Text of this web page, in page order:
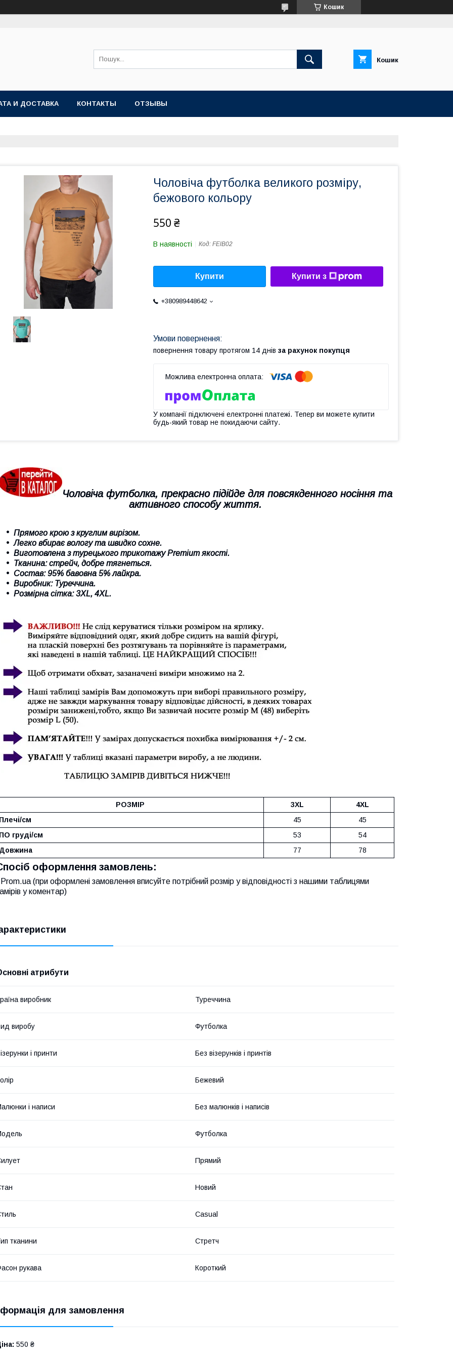
Кошик
Кошик
И ДОСТАВКА КОНТАКТЫ ОТЗЫВЫ
Чоловіча футболка великого розміру,
бежового кольору
550 ₴
В наявності Код: FЕlB02
Купити Купити з
+380989448642
повернення товару протягом 14 днів за рахунок покупця
У компанії підключені електронні платежі. Тепер ви можете купити
будь-який товар не покидаючи сайту.
Чоловіча футболка, прекрасно підійде для повсякденного носіння та
активного способу життя.
Прямого крою з круглим вирізом.
Легко вбирає вологу та швидко сохне.
Виготовлена з турецького трикотажу Premium якості.
Тканина: стрейч, добре тягнеться.
Состав: 95% бавовна 5% лайкра.
Виробник: Туреччина.
Розмірна сітка:3XL, 4XL.
РОЗМІР 3XL
4XL
см
45
45
груді/см
53
54
77 78
оформлення замовлень:
Prom.ua (при оформлені замовлення вписуйте потрібний розмір у відповідності з нашими таблицями
у коментар)
атрибути
виробник Туреччина
виробу Футболка
і принти Без візерунків і принтів
Бежевий
і написи Без малюнків і написів
Футболка
Прямий
Новий
Casual
тканини Стретч
рукава Короткий
для замовлення
550 ₴